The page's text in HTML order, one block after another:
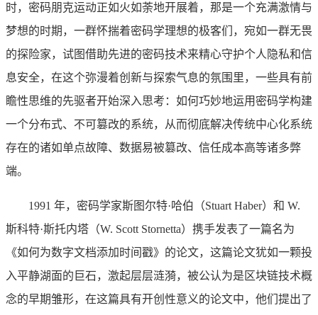
时，密码朋克运动正如火如荼地开展着，那是一个充满激情与
梦想的时期，一群怀揣着密码学理想的极客们，宛如一群无畏
的探险家，试图借助先进的密码技术来精心守护个人隐私和信
息安全，在这个弥漫着创新与探索气息的氛围里，一些具有前
瞻性思维的先驱者开始深入思考：如何巧妙地运用密码学构建
一个分布式、不可篡改的系统，从而彻底解决传统中心化系统
存在的诸如单点故障、数据易被篡改、信任成本高等诸多弊
端。
1991 年，密码学家斯图尔特·哈伯（Stuart Haber）和 W.
斯科特·斯托内塔（W. Scott Stornetta）携手发表了一篇名为
《如何为数字文档添加时间戳》的论文，这篇论文犹如一颗投
入平静湖面的巨石，激起层层涟漪，被公认为是区块链技术概
念的早期雏形，在这篇具有开创性意义的论文中，他们提出了